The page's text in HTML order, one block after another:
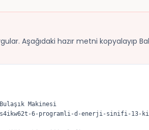
Aşağıdaki hazır metni kopyalayıp
Makinesi
6-programli-d-enerji-sinifi-